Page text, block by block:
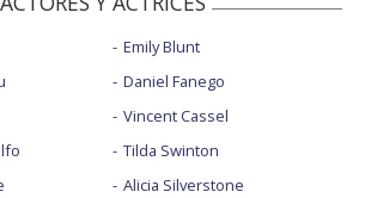
Emily Blunt
Daniel Fanego
Vincent Cassel
Tilda Swinton
Alicia Silverstone